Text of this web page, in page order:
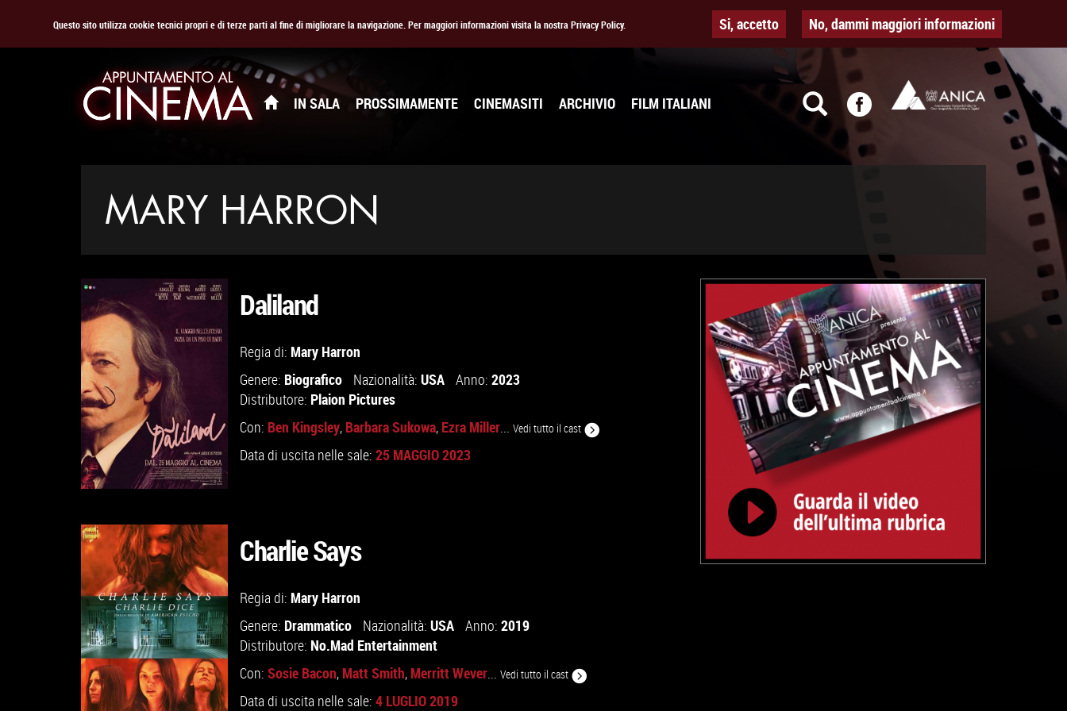
Questo sito utilizza cookie tecnici propri e di terze parti al fine di migliorare la navigazione. Per maggiori informazioni visita la nostra Privacy Policy. Si, accetto No, dammi maggiori informazioni
IN SALA PROSSIMAMENTE CINEMASITI ARCHIVIO FILM ITALIANI
MARY HARRON
GUARDA IL TRAILER
VAI ALLA SCHEDA
Daliland
Regia di: Mary Harron
Genere: Biografico Nazionalità: USA Anno: 2023
Distributore: Plaion Pictures
Con: Ben Kingsley, Barbara Sukowa, Ezra Miller... Vedi tutto il cast
Data di uscita nelle sale: 25 MAGGIO 2023
Charlie Says
Regia di: Mary Harron
Genere: Drammatico Nazionalità: USA Anno: 2019
Distributore: No.Mad Entertainment
Con: Sosie Bacon, Matt Smith, Merritt Wever... Vedi tutto il cast
Data di uscita nelle sale: 4 LUGLIO 2019